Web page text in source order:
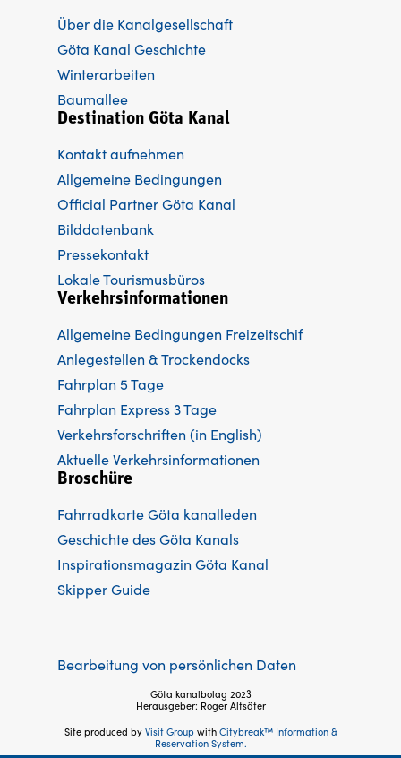
Über die Kanalgesellschaft
Göta Kanal Geschichte
Winterarbeiten
Baumallee
Destination Göta Kanal
Kontakt aufnehmen
Allgemeine Bedingungen
Official Partner Göta Kanal
Bilddatenbank
Pressekontakt
Lokale Tourismusbüros
Verkehrsinformationen
Allgemeine Bedingungen Freizeitschif
Anlegestellen & Trockendocks
Fahrplan 5 Tage
Fahrplan Express 3 Tage
Verkehrsforschriften (in English)
Aktuelle Verkehrsinformationen
Broschüre
Fahrradkarte Göta kanalleden
Geschichte des Göta Kanals
Inspirationsmagazin Göta Kanal
Skipper Guide
Bearbeitung von persönlichen Daten
Göta kanalbolag 2023
Herausgeber: Roger Altsäter
Site produced by Visit Groupwith Citybreak™ Information &
Reservation System.